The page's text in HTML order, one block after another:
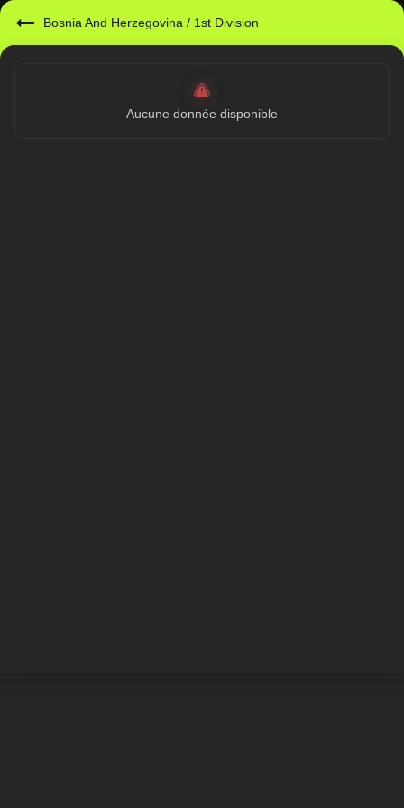
Bosnia And Herzegovina / 1st Division
Aucune donnée disponible